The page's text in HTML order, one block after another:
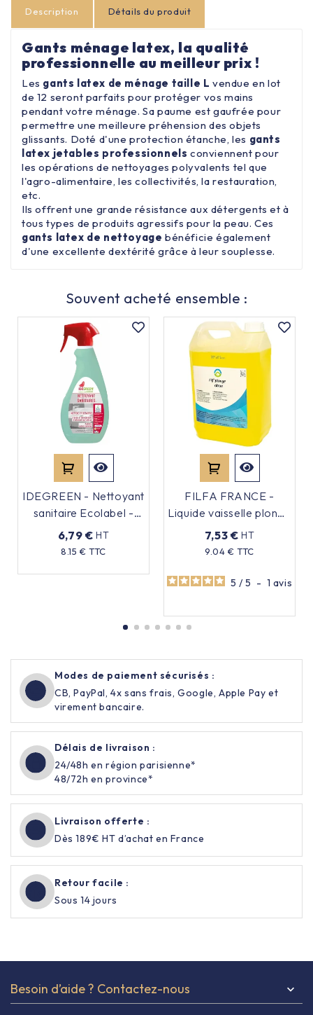
Description Détails du produit
Gants ménage latex, la qualité
professionnelle au meilleur prix !
Les gants latex de ménage taille L vendue en lot
de 12 seront parfaits pour protéger vos mains
pendant votre ménage. Sa paume est gaufrée pour
permettre une meilleure préhension des objets
glissants. Doté d'une protection étanche, les gants
latex jetables professionnels conviennent pour
les opérations de nettoyages polyvalents tel que
l'agro-alimentaire, les collectivités, la restauration,
etc.
Ils offrent une grande résistance aux détergents et à
tous types de produits agressifs pour la peau. Ces
gants latex de nettoyage bénéficie également
d'une excellente dextérité grâce à leur souplesse.
Souvent acheté ensemble :
IDEGREEN - Nettoyant
sanitaire Ecolabel -
750ml
6,79 € HT
8.15 € TTC
Prix
FILFA FRANCE -
Liquide vaisselle plonge
- Parfum citron - 5L
7,53 € HT
9.04 € TTC
5 / 5 - 1 avis
Modes de paiement sécurisés :
CB, PayPal, 4x sans frais, Google, Apple Pay et
virement bancaire.
Délais de livraison :
24/48h en région parisienne*
48/72h en province*
Livraison offerte :
Dès 189€ HT d’achat en France
Retour facile :
Sous 14 jours
Besoin d’aide ? Contactez-nous 